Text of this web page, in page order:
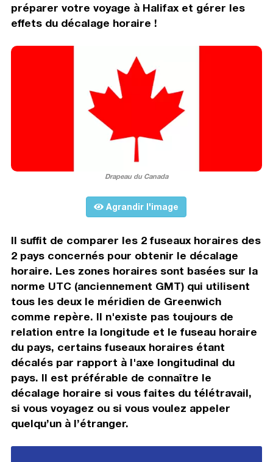
préparer votre voyage à Halifax et gérer les
effets du décalage horaire !
Drapeau du Canada
Agrandir l'image
Il suffit de comparer les 2 fuseaux horaires des
2 pays concernés pour obtenir le décalage
horaire. Les zones horaires sont basées sur la
norme UTC (anciennement GMT) qui utilisent
tous les deux le méridien de Greenwich
comme repère. Il n'existe pas toujours de
relation entre la longitude et le fuseau horaire
du pays, certains fuseaux horaires étant
décalés par rapport à l'axe longitudinal du
pays. Il est préférable de connaître le
décalage horaire si vous faites du télétravail,
si vous voyagez ou si vous voulez appeler
quelqu’un à l’étranger.